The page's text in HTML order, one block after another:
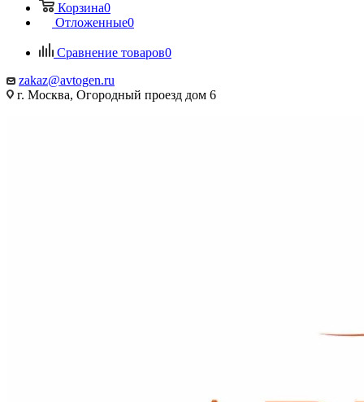
Корзина0
Отложенные0
Сравнение товаров0
zakaz@avtogen.ru
г. Москва, Огородный проезд дом 6